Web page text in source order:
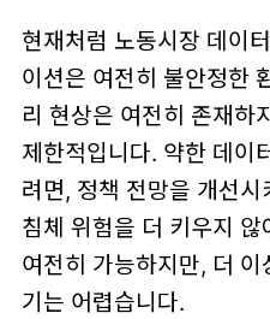
현재처럼 노동시장 데이
이션은 여전히 불안정한
리 현상은 여전히 존재하
제한적입니다. 약한 데이
려면, 정책 전망을 개선
침체 위험을 더 키우지 않
여전히 가능하지만, 더
기는 어렵습니다.